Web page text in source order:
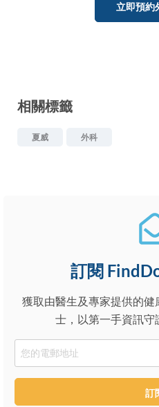
立即預約
相關標籤
夏威 外科
訂閱
獲取由醫生及專家提供的
士，以第一手資訊守
Email
訂